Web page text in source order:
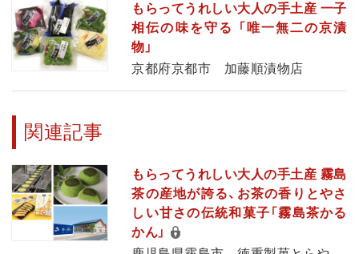
もらってうれしい大人の手土産 一子
相伝の味を守る 「唯一無二の京漬
物」
京都府京都市 加藤順漬物店
関連記事
もらってうれしい大人の手土産 霧島
茶の産地が誇る、お茶の香りとやさ
しい甘さの伝統和菓子「霧島茶かる
かん」